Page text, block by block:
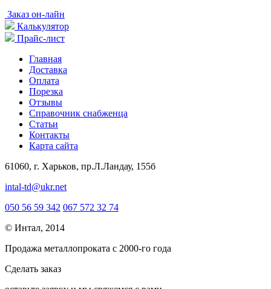
Заказ он-лайн
Калькулятор
Прайс-лист
Главная
Доставка
Оплата
Порезка
Отзывы
Справочник снабженца
Статьи
Контакты
Карта сайта
61060, г. Харьков, пр.Л.Ландау, 155б
intal-td@ukr.net
050 56 59 342 067 572 32 74
© Интал, 2014
Продажа металлопроката с 2000-го года
Сделать заказ